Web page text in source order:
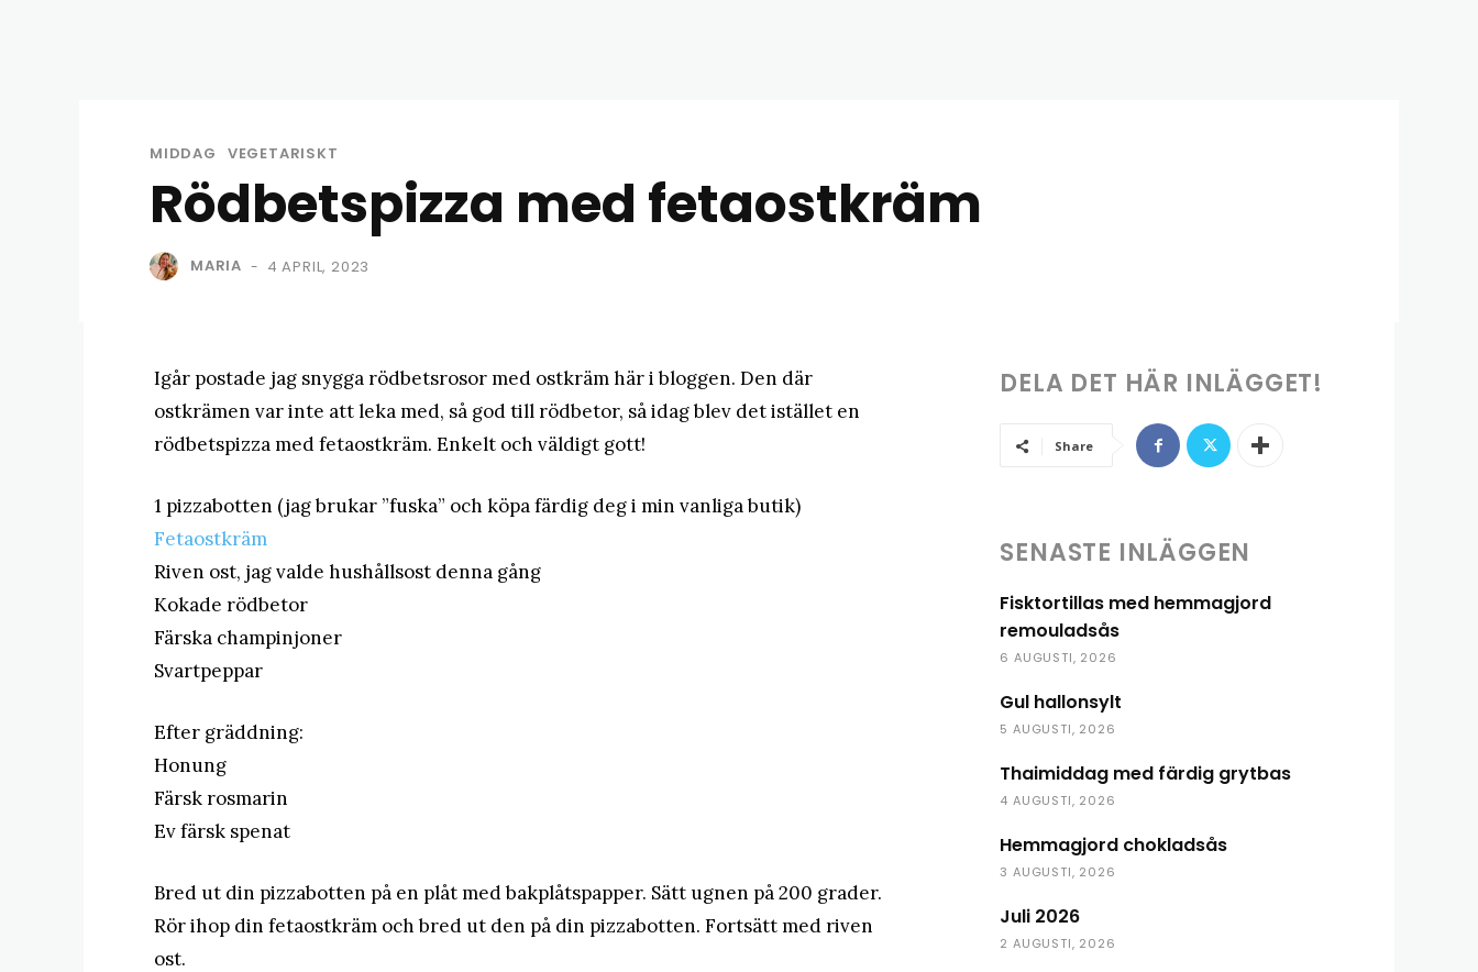
MIDDAG VEGETARISKT
Rödbetspizza med fetaostkräm
MARIA - 4 APRIL, 2023
Igår postade jag snygga rödbetsrosor med ostkräm här i bloggen. Den där
ostkrämen var inte att leka med, så god till rödbetor, så idag blev det istället en
rödbetspizza med fetaostkräm. Enkelt och väldigt gott!
1 pizzabotten (jag brukar ”fuska” och köpa färdig deg i min vanliga butik)
Fetaostkräm
Riven ost, jag valde hushållsost denna gång
Kokade rödbetor
Färska champinjoner
Svartpeppar
Efter gräddning:
Honung
Färsk rosmarin
Ev färsk spenat
Bred ut din pizzabotten på en plåt med bakplåtspapper. Sätt ugnen på 200 grader.
Rör ihop din fetaostkräm och bred ut den på din pizzabotten. Fortsätt med riven
ost.
DELA DET HÄR INLÄGGET!
Share
SENASTE INLÄGGEN
Fisktortillas med hemmagjord
remouladsås
6 AUGUSTI, 2026
Gul hallonsylt
5 AUGUSTI, 2026
Thaimiddag med färdig grytbas
4 AUGUSTI, 2026
Hemmagjord chokladsås
3 AUGUSTI, 2026
Juli 2026
2 AUGUSTI, 2026